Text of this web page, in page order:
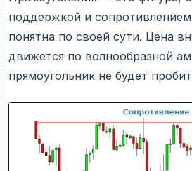
поддержкой и
понятна по своей сути. Цена
движется по волнообразной
прямоугольник не будет